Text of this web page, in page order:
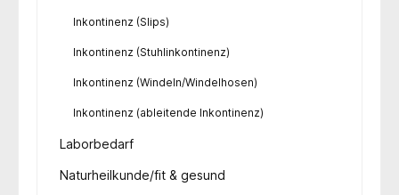
Inkontinenz (Slips)
Inkontinenz (Stuhlinkontinenz)
Inkontinenz (Windeln/Windelhosen)
Inkontinenz (ableitende Inkontinenz)
Laborbedarf
Naturheilkunde/fit & gesund